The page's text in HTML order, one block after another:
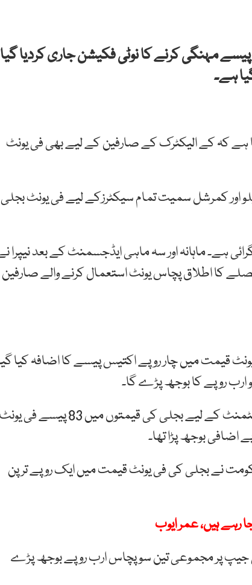
اسلام آباد: ملک بھرمیں فی یونٹ بجلی ایک روپے95 پیسے مہنگی کرنے کا نوٹی فکیشن جاری کردیا گیا
ہے۔
ہے کہ کے الیکٹرک کے صارفین کے لیے بھی فی یونٹ
اور کمرشل سمیت تمام سیکٹرزکے لیے فی یونٹ بجلی
ہے۔ ماہانہ اور سہ ماہی ایڈجسمنٹ کے بعد نیپرا
مہنگی کی ہے۔ فیصلے کا اطلاق پچاس یونٹ استعمال کرنے والے صارفین
قیمت میں چار روپے اکتیس پیسے کا اضافہ کیا
روپے کا بوجھ پڑے گا۔
اس سے قبل گیارہ فروری کو سہ ماہی بنیادوں پر فیول ایڈجسٹمنٹ کے لیے بجلی کی قیمتوں میں 83 پیسے فی یونٹ
بوجھ پڑا تھا۔
نے بجلی کی فی یونٹ قیمت میں ایک روپے ترپن
جیپ پر مجموعی تین سو پچاس ارب روپے بوجھ پڑے